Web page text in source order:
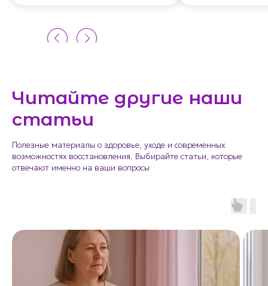
Читайте другие наши
статьи
Полезные материалы о здоровье, уходе и современных
возможностях восстановления. Выбирайте статьи, которые
отвечают именно на ваши вопросы